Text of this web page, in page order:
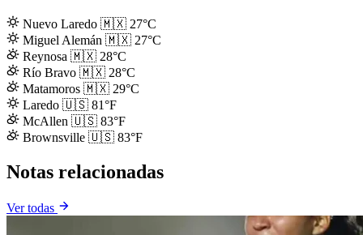
Nuevo Laredo 🇲🇽 27°C
Miguel Alemán 🇲🇽 27°C
Reynosa 🇲🇽 28°C
Río Bravo 🇲🇽 28°C
Matamoros 🇲🇽 29°C
Laredo 🇺🇸 81°F
McAllen 🇺🇸 83°F
Brownsville 🇺🇸 83°F
Notas relacionadas
Ver todas